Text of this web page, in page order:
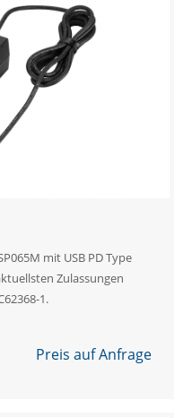
mit USB PD Type
Zulassungen
1.
Preis auf Anfrage